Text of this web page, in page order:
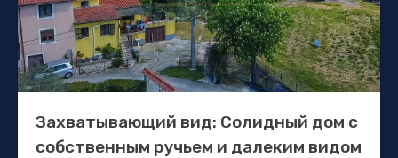
Захватывающий вид: Солидный дом с
собственным ручьем и далеким видом